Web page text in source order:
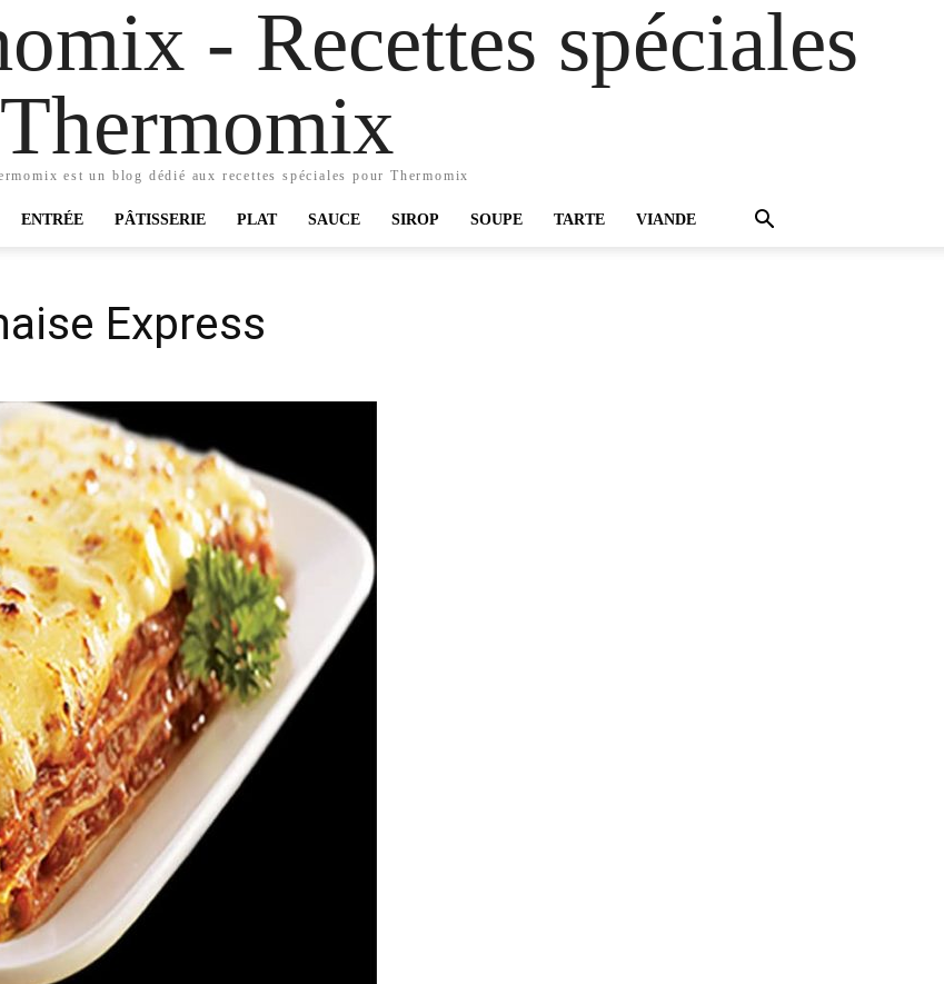
- Recettes spéciales
Thermomix
est un blog dédié aux recettes spéciales pour Thermomix
ENTRÉE PÂTISSERIE PLAT SAUCE SIROP SOUPE TARTE VIANDE
Express